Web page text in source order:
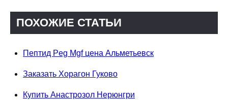
ПОХОЖИЕ СТАТЬИ
Пептид Peg Mgf цена Альметьевск
Заказать Хорагон Гуково
Купить Анастрозол Нерюнгри